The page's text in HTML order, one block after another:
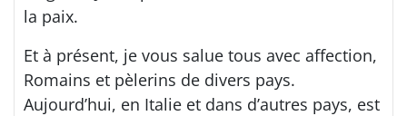
la paix.
Et à présent, je vous salue tous avec affection,
Romains et pèlerins de divers pays.
Aujourd’hui, en Italie et dans d’autres pays, est